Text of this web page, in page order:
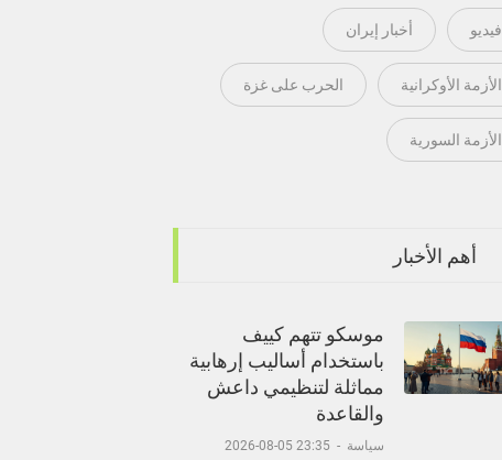
فيديو أخبار إيران
الأزمة الأوكرانية الحرب على غزة
الأزمة السورية
أهم الأخبار
موسكو تتهم كييف
باستخدام أساليب إرهابية
مماثلة لتنظيمي داعش
والقاعدة
سياسة -
23:35 05-08-2026